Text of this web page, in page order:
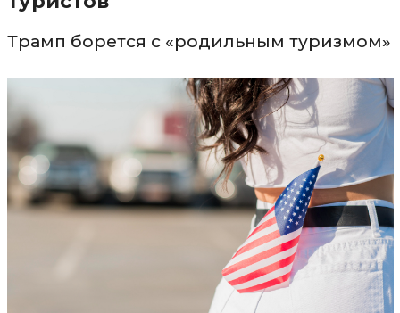
Трамп борется с «родильным туризмом»